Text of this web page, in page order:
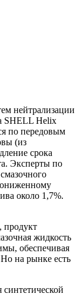
нейтрализации
SHELL Helix
по передовым
(из
срока
Эксперты по
около 1,7%.
продукт
жидкость
обеспечивая
на рынке есть